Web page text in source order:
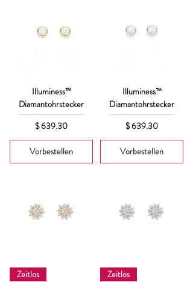
Illuminess™
Diamantohrstecker
Preis
$ 639.30
Vorbestellen
Illuminess™
Diamantohrstecker
Preis
$ 639.30
Vorbestellen
Zeitlos
Zeitlos